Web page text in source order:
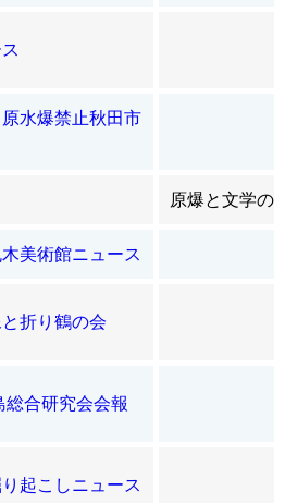
水爆禁止秋田市
原爆と文学の
美術館ニュース
折り鶴の会
総合研究会会報
り起こしニュース